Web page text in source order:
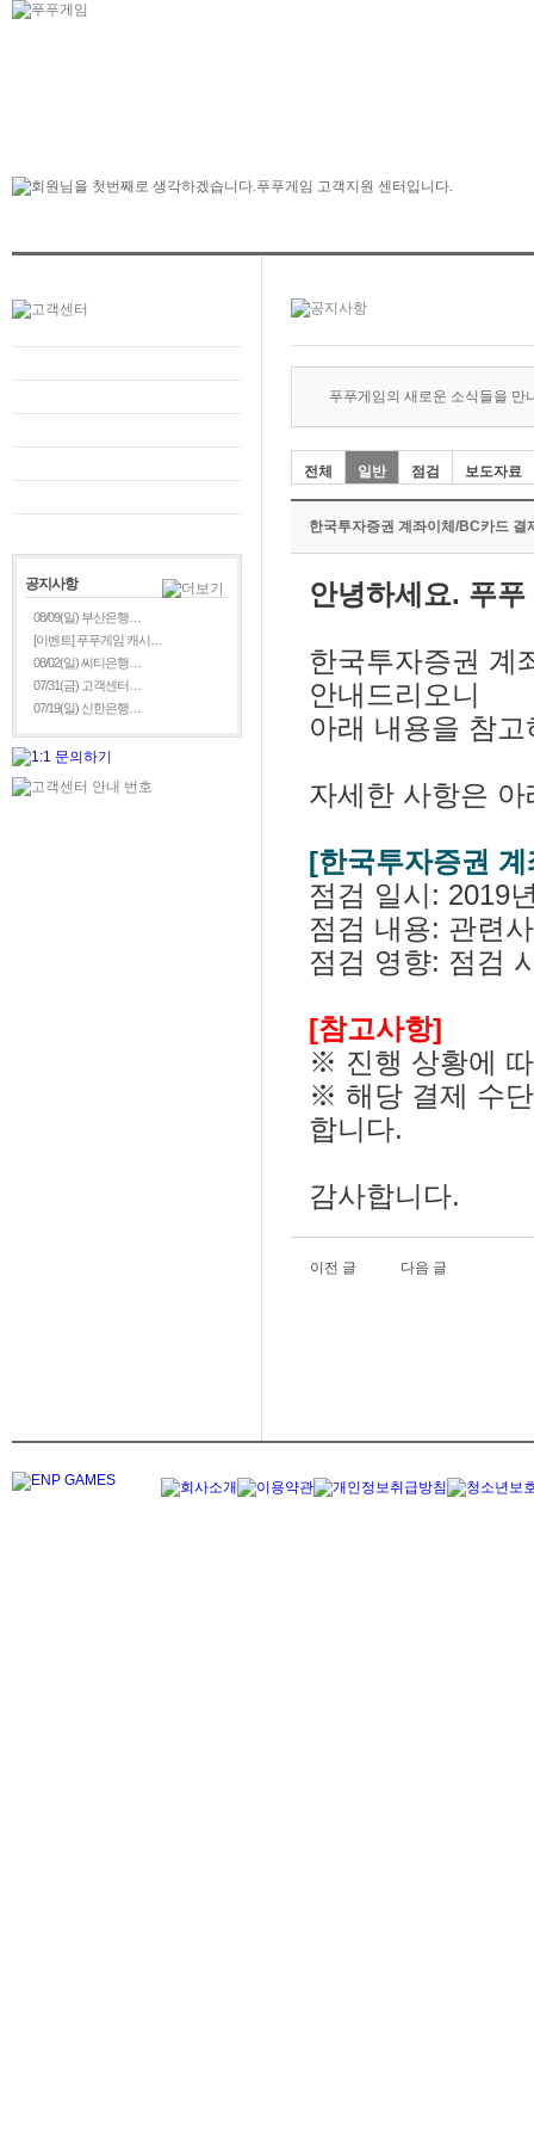
공지사항
08/09(일) 부산은행…
[이벤트] 푸푸게임 캐시…
08/02(일) 씨티은행…
07/31(금) 고객센터…
07/19(일) 신한은행…
푸푸게임의 새로운 소식들을 만
전체 일반 점검 보도자료
한국투자증권 계좌이체/BC카드 결
안녕하세요. 푸
한국투자증권 계
안내드리오니
아래 내용을 참
자세한 사항은
[한국투자증권
점검 일시: 2019
점검 내용: 관련
점검 영향: 점검
[참고사항]
※ 진행 상황에
※ 해당 결제 수
합니다.
감사합니다.
이전 글 다음 글